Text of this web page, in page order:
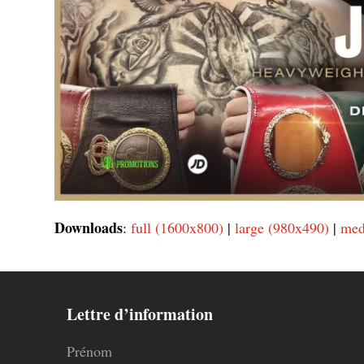
Downloads:full (1600x800) |large (980x490) |
Lettre d’information
Prénom